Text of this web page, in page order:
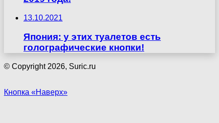
13.10.2021
Япония: у этих туалетов есть
голографические кнопки!
© Copyright 2026, Suric.ru
Кнопка «Наверх»